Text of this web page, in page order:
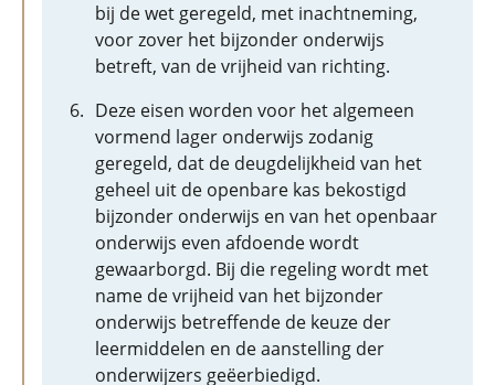
bij de wet geregeld, met inachtneming,
voor zover het bijzonder onderwijs
betreft, van de vrijheid van richting.
Deze eisen worden voor het algemeen
vormend lager onderwijs zodanig
geregeld, dat de deugdelijkheid van het
geheel uit de openbare kas bekostigd
bijzonder onderwijs en van het openbaar
onderwijs even afdoende wordt
gewaarborgd. Bij die regeling wordt met
name de vrijheid van het bijzonder
onderwijs betreffende de keuze der
leermiddelen en de aanstelling der
onderwijzers geëerbiedigd.